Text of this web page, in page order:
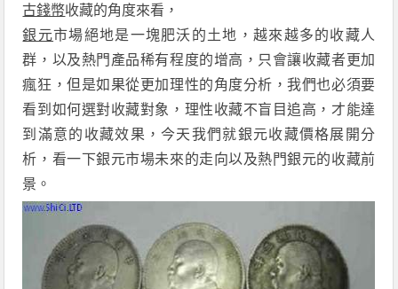
古錢幣收藏的角度來看，
銀元市場絕地是一塊肥沃的土地，越來越多的收藏人
群，以及熱門產品稀有程度的增高，只會讓收藏者更加
瘋狂，但是如果從更加理性的角度分析，我們也必須要
看到如何選對收藏對象，理性收藏不盲目追高，才能達
到滿意的收藏效果，今天我們就銀元收藏價格展開分
析，看一下銀元市場未來的走向以及熱門銀元的收藏前
景。